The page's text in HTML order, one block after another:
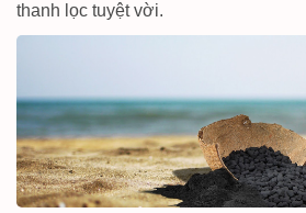
thanh lọc tuyệt vời.